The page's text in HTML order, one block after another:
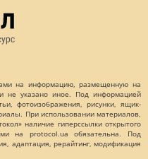
на информацию, размещенную на
не указано иное. Под информацией
фотоизображения, рисунки, ящик-
При использовании материалов,
наличие гиперссылки открытого
на protocol.ua обязательна. Под
адаптация, рерайтинг, модификация